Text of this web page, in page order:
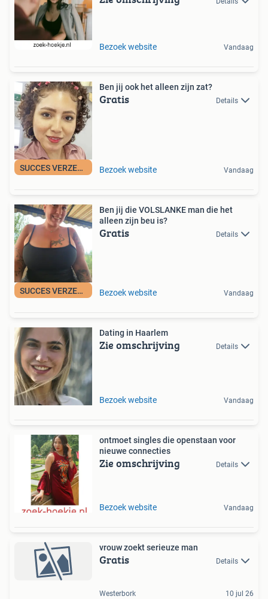
Bezoek website Vandaag
SUCCES VERZEKERD
Ben jij ook het alleen zijn zat?
Gratis Details
Bezoek website Vandaag
SUCCES VERZEKERD !
Ben jij die VOLSLANKE man die het
alleen zijn beu is?
Gratis Details
Bezoek website Vandaag
Dating in Haarlem
Zie omschrijving Details
Bezoek website Vandaag
ontmoet singles die openstaan voor
nieuwe connecties
Zie omschrijving Details
Bezoek website Vandaag
vrouw zoekt serieuze man
Gratis Details
Westerbork 10 jul 26